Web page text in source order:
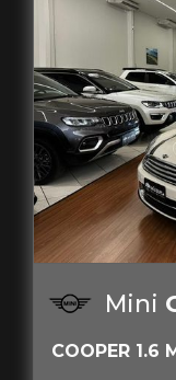
Mini
COOPER 1.6